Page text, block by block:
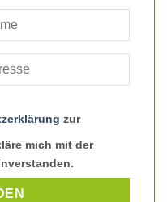
zur
mich mit der